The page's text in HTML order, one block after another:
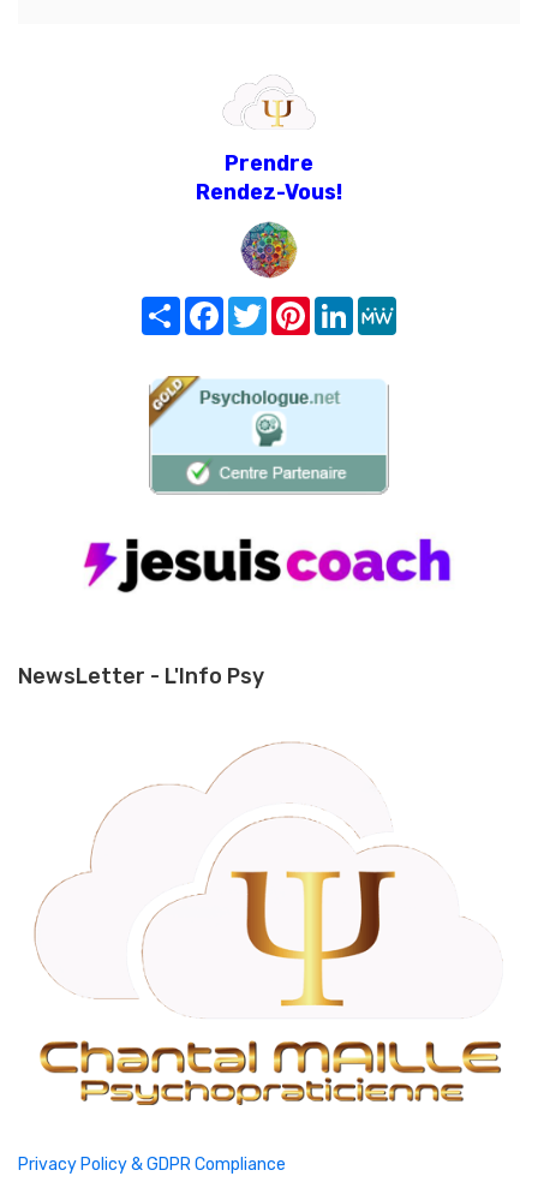
Prendre
Rendez-Vous!
Share FacebookTwitterPinterest
LinkedIn
NewsLetter - L'Info Psy
Privacy Policy & GDPR Compliance